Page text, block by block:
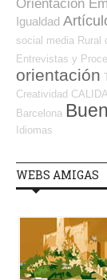
Orientación
Igualdad
social media Rural
Entrevistas y
orientación
Creatividad
Barcelona
Idiomas
WEBS AMIGAS